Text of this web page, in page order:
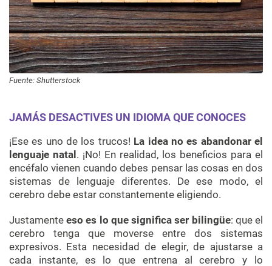
Fuente: Shutterstock
JAMÁS DESACTIVES UN IDIOMA QUE CONOCES
¡Ese es uno de los trucos! La idea no es abandonar el
lenguaje natal . ¡No! En realidad, los beneficios para el
encéfalo vienen cuando debes pensar las cosas en dos
sistemas de lenguaje diferentes. De ese modo, el
cerebro debe estar constantemente eligiendo.
Justamenteeso es lo que significa ser bilingüe: que el
cerebro tenga que moverse entre dos sistemas
expresivos. Esta necesidad de elegir, de ajustarse a
cada instante, es lo que entrena al cerebro y lo